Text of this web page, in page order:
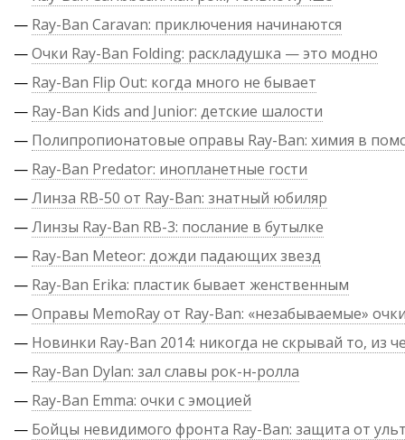
— Ray-Ban Caravan: приключения начинаются
—Очки Ray-Ban Folding: раскладушка — это модно
— Ray-Ban Flip Out: когда много не бывает
— Ray-Ban Kids and Junior: детские шалости
— Полипропионатовые оправы Ray-Ban: химия в
— Ray-Ban Predator: инопланетные гости
—Линза RB-50 от Ray-Ban: знатный юбиляр
—Линзы Ray-Ban RB-3: послание в бутылке
— Ray-Ban Meteor: дожди падающих звезд
— Ray-Ban Erika: пластик бывает женственным
—Оправы MemoRay от Ray-Ban: «незабываемые»
— Новинки Ray-Ban 2014: никогда не скрывай то, из
— Ray-Ban Dylan: зал славы рок-н-ролла
— Ray-Ban Emma: очки с эмоцией
— Бойцы невидимого фронта Ray-Ban: защита от